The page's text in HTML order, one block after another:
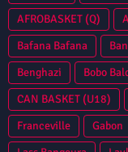
AFROBASKET (Q)
Bafana Bafana
Benghazi
Bobo
CAN BASKET (U18)
Franceville
Gabon